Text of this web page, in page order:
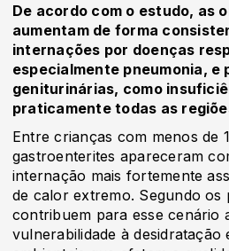
De acordo com o estudo, as
aumentam de forma
internações por doenças
especialmente pneumonia, e
geniturinárias, como
praticamente todas as
Entre crianças com menos de
gastroenterites apareceram
internação mais fortemente
de calor extremo. Segundo os
contribuem para esse cenário
vulnerabilidade à desidratação